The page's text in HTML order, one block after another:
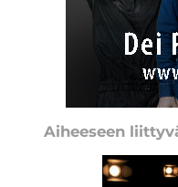
Aiheeseen